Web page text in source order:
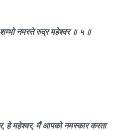
शम्भो नमस्ते रुद्र महेश्वर ॥ ५ ॥
हे महेश्वर, मैं आपको नमस्कार करता